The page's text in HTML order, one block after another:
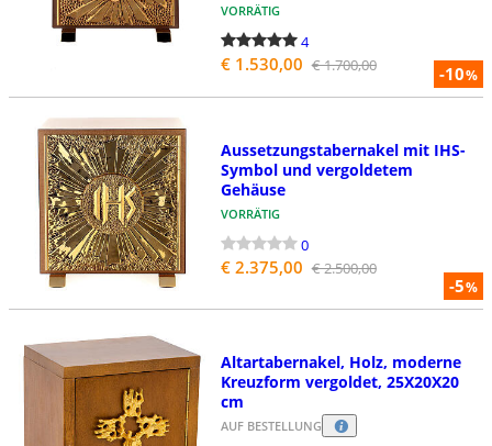
-10%
VORRÄTIG
4
€ 1.530,00 € 1.700,00
-5%
Aussetzungstabernakel mit IHS-
Symbol und vergoldetem
Gehäuse
VORRÄTIG
0
€ 2.375,00 € 2.500,00
Altartabernakel, Holz, moderne
Kreuzform vergoldet, 25X20X20
cm
AUF BESTELLUNG